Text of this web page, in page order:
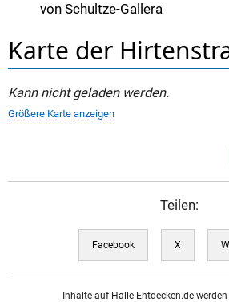
von Schultze-Gallera
Karte der
Kann nicht geladen werden.
Größere Karte anzeigen
Teilen:
Facebook X
Inhalte auf Halle-Entdecken.de